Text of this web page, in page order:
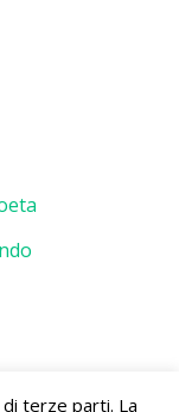
terze parti. La